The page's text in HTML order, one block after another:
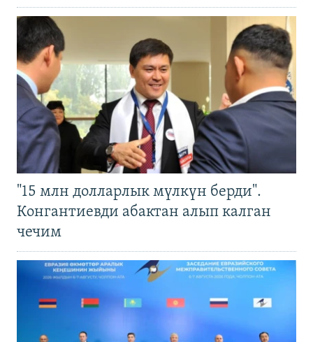
"15 млн долларлык мүлкүн берди".
Конгантиевди абактан алып калган
чечим